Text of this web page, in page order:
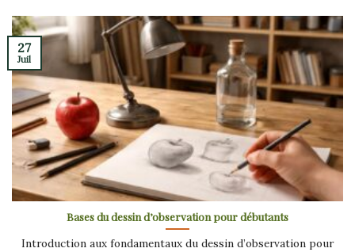
Bases du dessin d’observation pour débutants
Introduction aux fondamentaux du dessin d’observation pour
27
Juil